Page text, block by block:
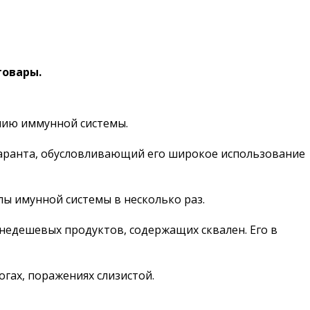
иммунной системы.
обусловливающий его широкое использование
имунной системы в несколько раз.
продуктов, содержащих сквален. Его в
поражениях слизистой.